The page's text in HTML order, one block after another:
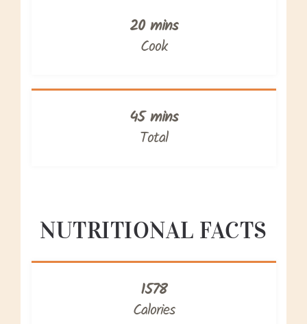
20 mins
Cook
45 mins
Total
NUTRITIONAL FACTS
1578
Calories